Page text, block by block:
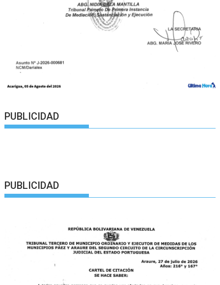
PUBLICIDAD
PUBLICIDAD